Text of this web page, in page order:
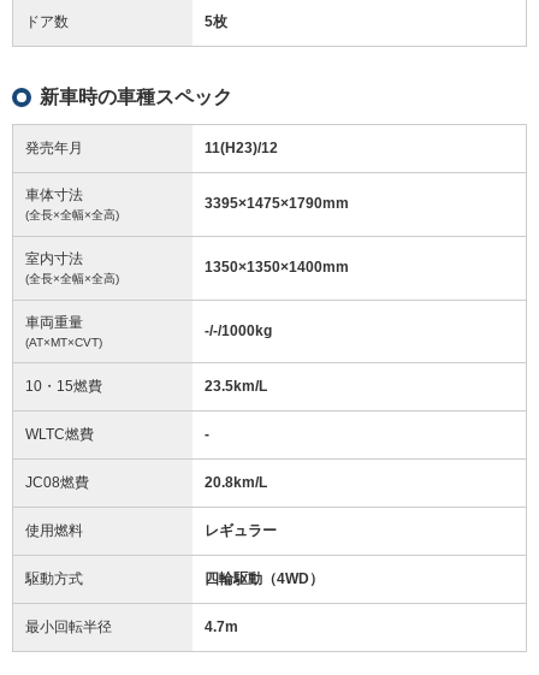
ドア数 5枚
新車時の車種スペック
発売年月 11(H23)/12
車体寸法
(全長×全幅×全高)
3395×1475×1790mm
室内寸法
(全長×全幅×全高)
1350×1350×1400mm
車両重量
(AT×MT×CVT)
-/-/1000kg
10・15燃費 23.5km/L
WLTC燃費 -
JC08燃費 20.8km/L
使用燃料 レギュラー
駆動方式 四輪駆動（4WD）
最小回転半径 4.7m